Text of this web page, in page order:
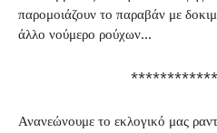
παρομοιάζουν το παραβάν με
άλλο νούμερο ρούχων…
Ανανεώνουμε το εκλογικό μας